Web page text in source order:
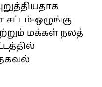
சட்டம்-ஒழுங்கு
மக்கள் நலத்
தகவல்